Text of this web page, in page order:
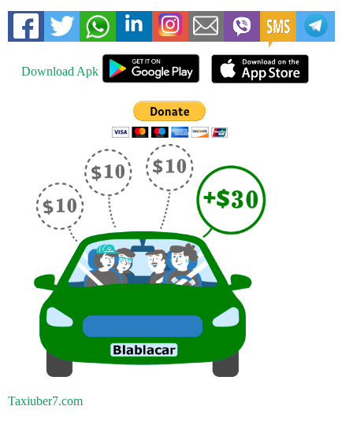
Download Apk
Taxiuber7.com